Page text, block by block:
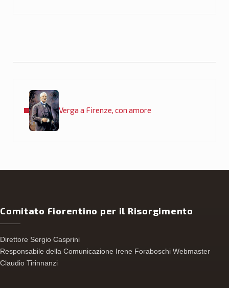
Verga a Firenze, con amore
Comitato Fiorentino per il Risorgimento
Direttore Sergio Casprini
Responsabile della Comunicazione Irene Foraboschi Webmaster
Claudio Tirinnanzi